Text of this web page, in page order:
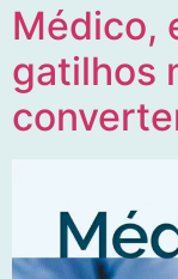
Médico,
gatilhos